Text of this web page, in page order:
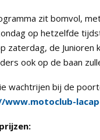
zit bomvol,
op hetzelfde
zaterdag, de Junioren
ook op de baan
wachtrijen bij de